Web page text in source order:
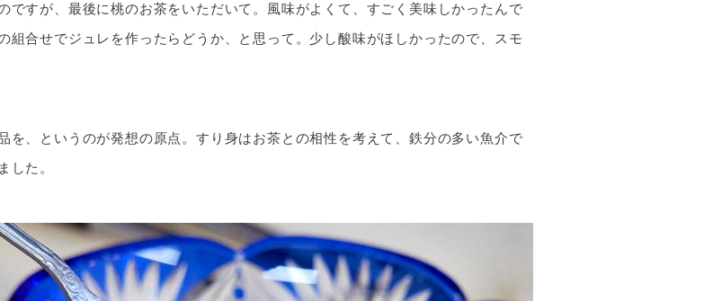
ですが、最後に桃のお茶をいただいて。風味がよくて、すごく美味しかったんで
組合せでジュレを作ったらどうか、と思って。少し酸味がほしかったので、スモ
を、というのが発想の原点。すり身はお茶との相性を考えて、鉄分の多い魚介で
した。